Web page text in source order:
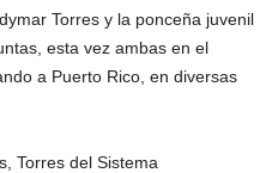
Torres y la ponceña juvenil
esta vez ambas en el
a Puerto Rico, en diversas
Torres del Sistema